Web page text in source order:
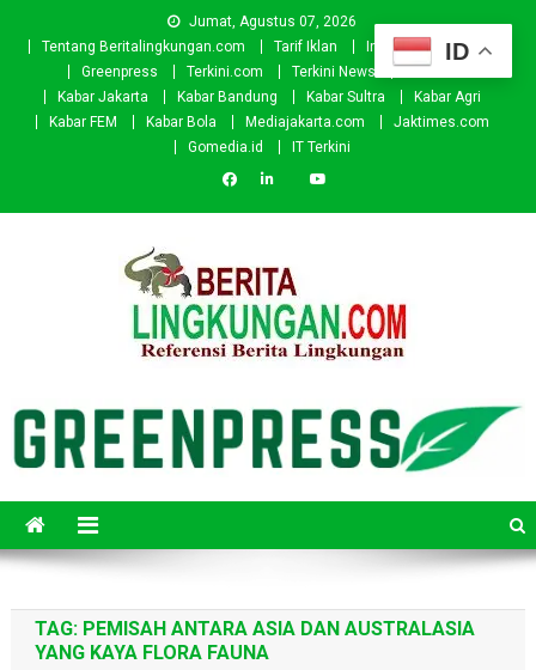
Jumat, Agustus 07, 2026
Tentang Beritalingkungan.com
Tarif Iklan Investor
Donasi
Greenpress
Terkini.com Terkini News
Kabar.id
Kabar Jakarta
Kabar Bandung Kabar Sultra
Kabar Agri
Kabar FEM
Kabar Bola Mediajakarta.com
Jaktimes.com
Gomedia.id
IT Terkini
TAG: PEMISAH ANTARA ASIA DAN AUSTRALASIA
YANG KAYA FLORA FAUNA
ID